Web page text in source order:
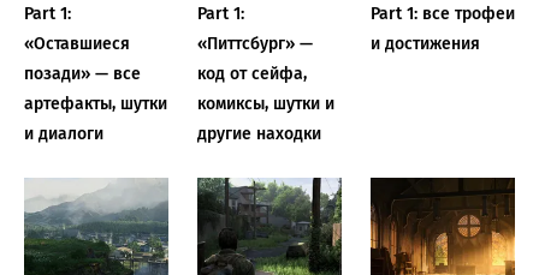
Part 1:
«Оставшиеся
позади» — все
артефакты, шутки
и диалоги
Part 1:
«Питтсбург» —
код от сейфа,
комиксы, шутки и
другие находки
Part 1: все трофеи
и достижения